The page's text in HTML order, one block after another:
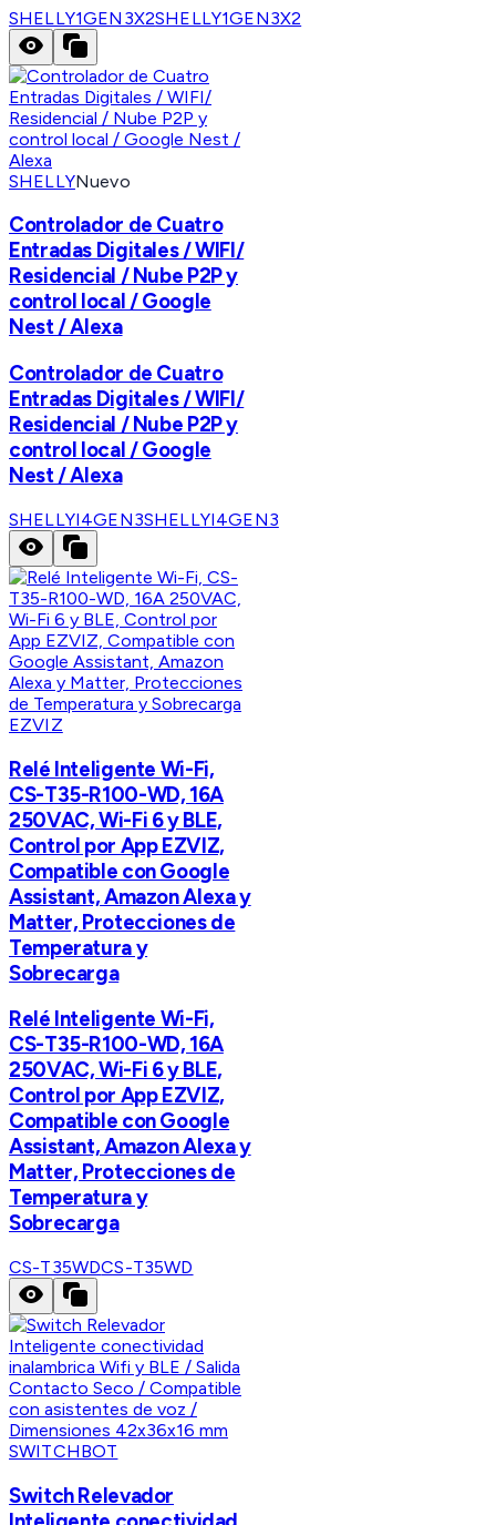
SHELLY1GEN3X2SHELLY1GEN3X2
SHELLYNuevo
Controlador de Cuatro
Entradas Digitales / WIFI/
Residencial / Nube P2P y
control local / Google
Nest / Alexa
Controlador de Cuatro
Entradas Digitales / WIFI/
Residencial / Nube P2P y
control local / Google
Nest / Alexa
SHELLYI4GEN3SHELLYI4GEN3
EZVIZ
Relé Inteligente Wi-Fi,
CS-T35-R100-WD, 16A
250VAC, Wi-Fi 6 y BLE,
Control por App EZVIZ,
Compatible con Google
Assistant, Amazon Alexa y
Matter, Protecciones de
Temperatura y
Sobrecarga
Relé Inteligente Wi-Fi,
CS-T35-R100-WD, 16A
250VAC, Wi-Fi 6 y BLE,
Control por App EZVIZ,
Compatible con Google
Assistant, Amazon Alexa y
Matter, Protecciones de
Temperatura y
Sobrecarga
CS-T35WDCS-T35WD
SWITCHBOT
Switch Relevador